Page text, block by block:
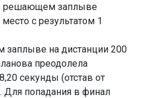
решающем заплыве
с результатом 1
заплыве на дистанции 200
преодолела
секунды (отстав от
Для попадания в финал